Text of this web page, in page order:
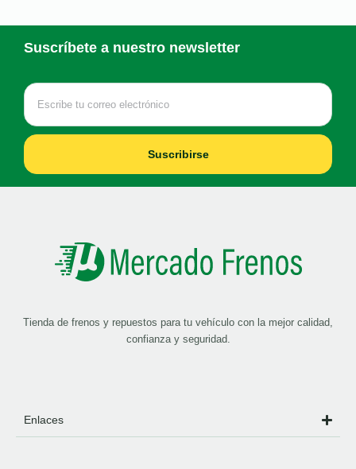
Suscríbete a nuestro newsletter
Suscribirse
Tienda de frenos y repuestos para tu vehículo con la mejor calidad,
confianza y seguridad.
Enlaces